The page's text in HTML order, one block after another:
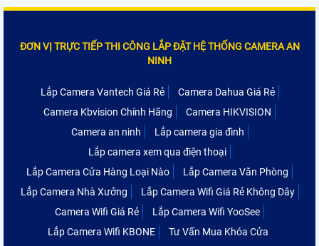
ĐƠN VỊ TRỰC TIẾP THI CÔNG LẮP ĐẶT HỆ THỐNG CAMERA AN
NINH
Lắp Camera Vantech Giá Rẻ
Camera Dahua Giá Rẻ
Camera Kbvision Chính Hãng
Camera HIKVISION
Camera an ninh
Lắp camera gia đình
Lắp camera xem qua điện thoại
Lắp Camera Cửa Hàng Loại Nào
Lắp Camera Văn Phòng
Lắp Camera Nhà Xưởng
Lắp Camera Wifi Giá Rẻ Không Dây
Camera Wifi Giá Rẻ
Lắp Camera Wifi YooSee
Lắp Camera Wifi KBONE
Tư Vấn Mua Khóa Cửa